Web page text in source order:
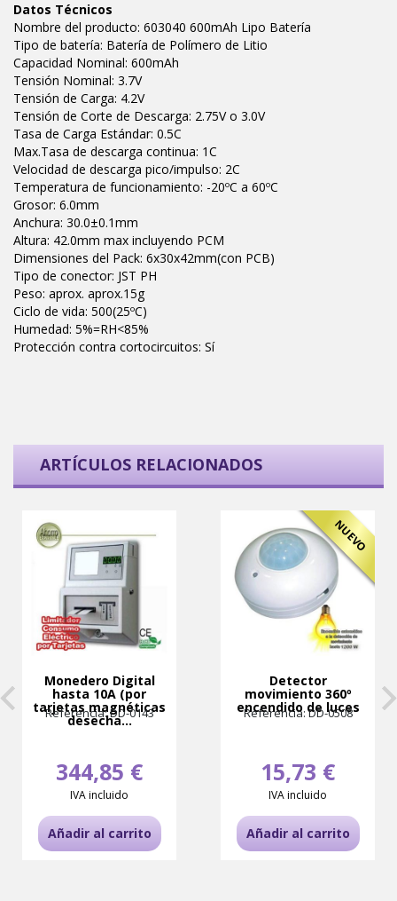
Datos Técnicos
Nombre del producto: 603040 600mAh Lipo Batería
Tipo de batería: Batería de Polímero de Litio
Capacidad Nominal: 600mAh
Tensión Nominal: 3.7V
Tensión de Carga: 4.2V
Tensión de Corte de Descarga: 2.75V o 3.0V
Tasa de Carga Estándar: 0.5C
Max.Tasa de descarga continua: 1C
Velocidad de descarga pico/impulso: 2C
Temperatura de funcionamiento: -20ºC a 60ºC
Grosor: 6.0mm
Anchura: 30.0±0.1mm
Altura: 42.0mm max incluyendo PCM
Dimensiones del Pack: 6x30x42mm(con PCB)
Tipo de conector: JST PH
Peso: aprox. aprox.15g
Ciclo de vida: 500(25ºC)
Humedad: 5%=RH<85%
Protección contra cortocircuitos: Sí
ARTÍCULOS RELACIONADOS
Monedero Digital
hasta 10A (por
tarjetas magnéticas
desecha...
Referencia: DD-0143
344,85 €
IVA incluido
Añadir al carrito
NUEVO
Detector
movimiento 360º
encendido de luces
Referencia: DD-0508
15,73 €
IVA incluido
Añadir al carrito